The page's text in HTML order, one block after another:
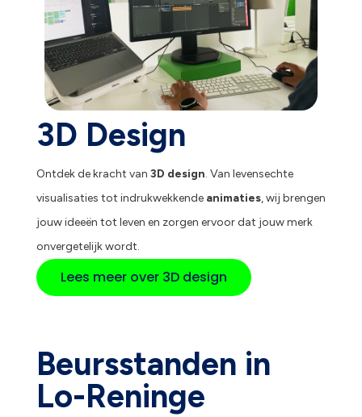
3D Design
Ontdek de kracht van 3D design. Van levensechte
visualisaties tot indrukwekkende animaties, wij brengen
jouw ideeën tot leven en zorgen ervoor dat jouw merk
onvergetelijk wordt.
Lees meer over 3D design
Beursstanden in
Lo-Reninge